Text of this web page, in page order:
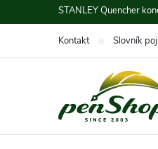
na
STANLEY Quencher
Kontakt Slovník